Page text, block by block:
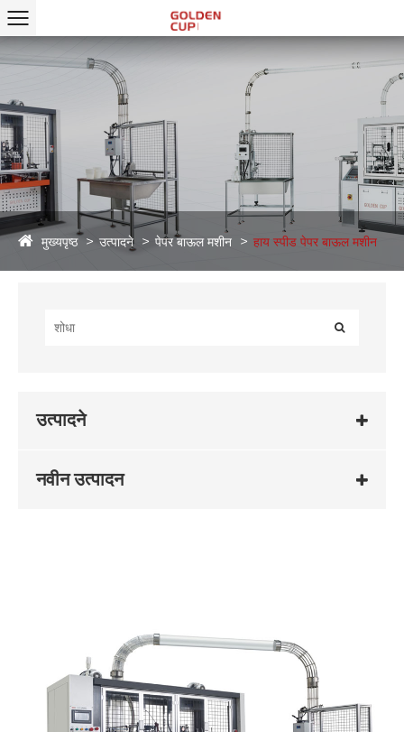
मुख्यपृष्ठ उत्पादने पेपर बाऊल मशीन हाय स्पीड पेपर बाऊल मशीन
उत्पादने
नवीन उत्पादन